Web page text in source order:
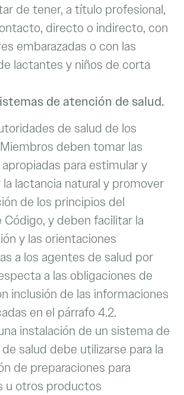
de tener, a título profesional,
directo o indirecto, con
embarazadas o con las
lactantes y niños de corta
de atención de salud.
de salud de los
deben tomar las
para estimular y
lactancia natural y promover
de los principios del
y deben facilitar la
y las orientaciones
a los agentes de salud por
a las obligaciones de
inclusión de las informaciones
en el párrafo 4.2.
instalación de un sistema de
salud debe utilizarse para la
de preparaciones para
u otros productos